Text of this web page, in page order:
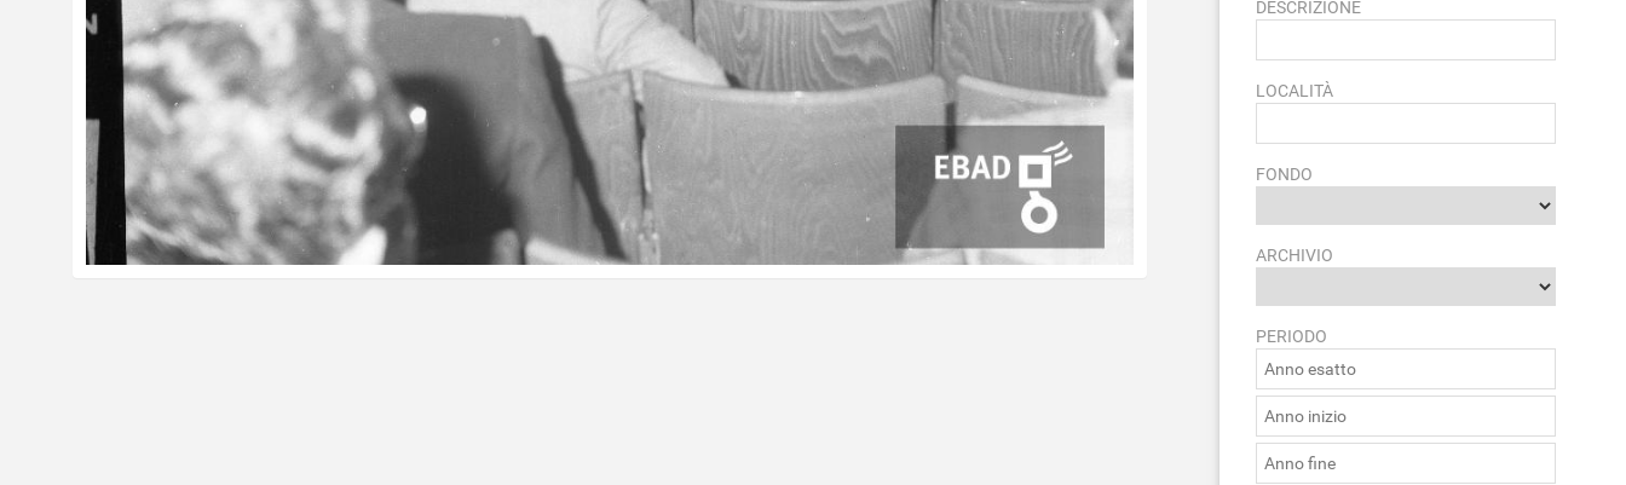
DESCRIZIONE
LOCALITÀ
FONDO
ARCHIVIO
PERIODO